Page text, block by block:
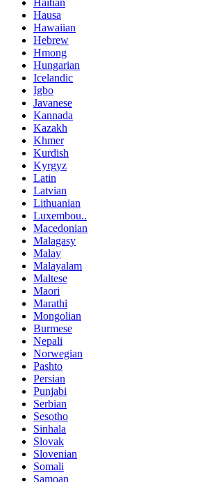
Haitian
Hausa
Hawaiian
Hebrew
Hmong
Hungarian
Icelandic
Igbo
Javanese
Kannada
Kazakh
Khmer
Kurdish
Kyrgyz
Latin
Latvian
Lithuanian
Luxembou..
Macedonian
Malagasy
Malay
Malayalam
Maltese
Maori
Marathi
Mongolian
Burmese
Nepali
Norwegian
Pashto
Persian
Punjabi
Serbian
Sesotho
Sinhala
Slovak
Slovenian
Somali
Samoan